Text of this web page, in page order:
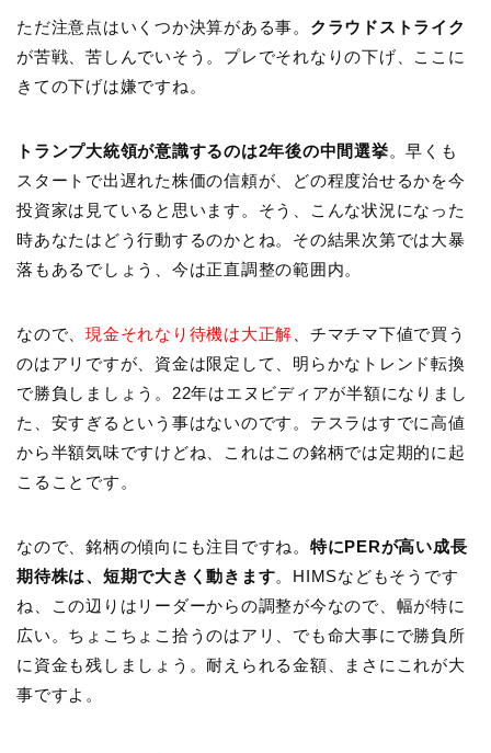
ただ注意点はいくつか決算がある事。 クラウドストライク
が苦戦、苦しんでいそう。プレでそれなりの下げ、ここに
きての下げは嫌ですね。
トランプ大統領が意識するのは2年後の中間選挙。早くも
スタートで出遅れた株価の信頼が、どの程度治せるかを今
投資家は見ていると思います。そう、こんな状況になった
時あなたはどう行動するのかとね。その結果次第では大暴
落もあるでしょう、今は正直調整の範囲内。
なので、現金それなり待機は大正解 、チマチマ下値で買う
のはアリですが、資金は限定して、明らかなトレンド転換
で勝負しましょう。22年はエヌビディアが半額になりまし
た、安すぎるという事はないのです。テスラはすでに高値
から半額気味ですけどね、これはこの銘柄では定期的に起
こることです。
なので、銘柄の傾向にも注目ですね。 特にPERが高い成長
期待株は、短期で大きく動きます。HIMSなどもそうです
ね、この辺りはリーダーからの調整が今なので、幅が特に
広い。ちょこちょこ拾うのはアリ、でも命大事にで勝負所
に資金も残しましょう。耐えられる金額、まさにこれが大
事ですよ。